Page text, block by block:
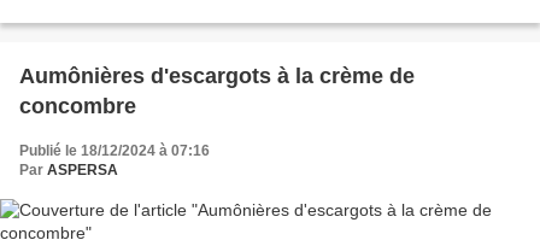
Aumônières d'escargots à la crème de
concombre
Publié le 18/12/2024 à 07:16
Par ASPERSA